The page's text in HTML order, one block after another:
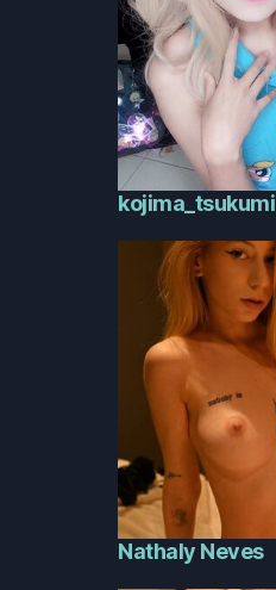
kojima_tsukumi
Nathaly Neves